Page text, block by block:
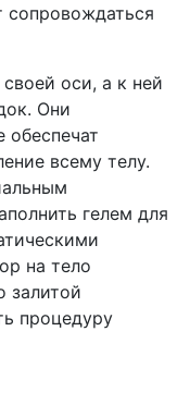
сопровождаться
оси, а к ней
Они
обеспечат
всему телу.
гелем для
на тело
залитой
процедуру